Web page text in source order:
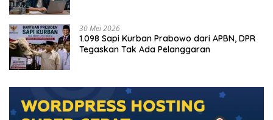
30 Mei 2026
1.098 Sapi Kurban Prabowo dari APBN, DPR
Tegaskan Tak Ada Pelanggaran